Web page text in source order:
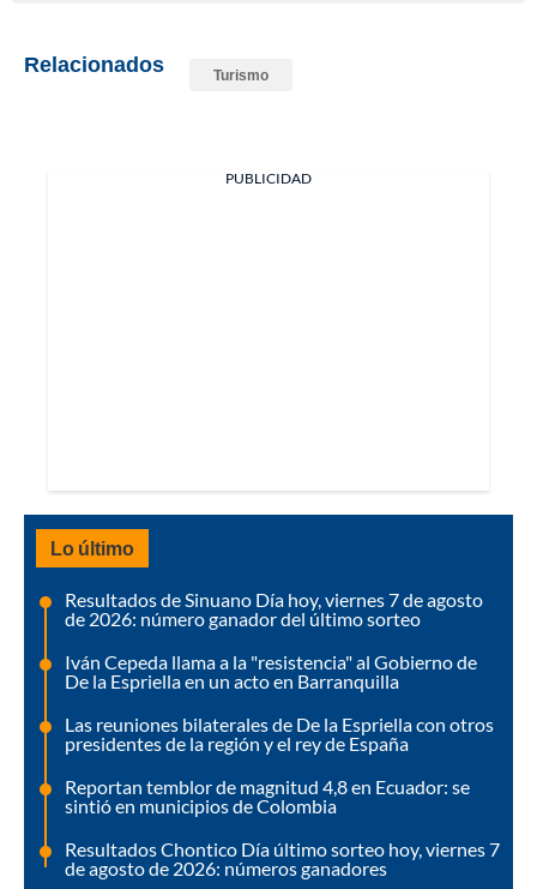
Relacionados Turismo
PUBLICIDAD
Lo último
Resultados de Sinuano Día hoy, viernes 7 de agosto
de 2026: número ganador del último sorteo
Iván Cepeda llama a la "resistencia" al Gobierno de
De la Espriella en un acto en Barranquilla
Las reuniones bilaterales de De la Espriella con otros
presidentes de la región y el rey de España
Reportan temblor de magnitud 4,8 en Ecuador: se
sintió en municipios de Colombia
Resultados Chontico Día último sorteo hoy, viernes 7
de agosto de 2026: números ganadores